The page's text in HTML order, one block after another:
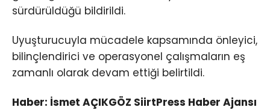
sürdürüldüğü bildirildi.
Uyuşturucuyla mücadele kapsamında önleyici,
bilinçlendirici ve operasyonel çalışmaların eş
zamanlı olarak devam ettiği belirtildi.
Haber: İsmet AÇIKGÖZ SiirtPress Haber Ajansı